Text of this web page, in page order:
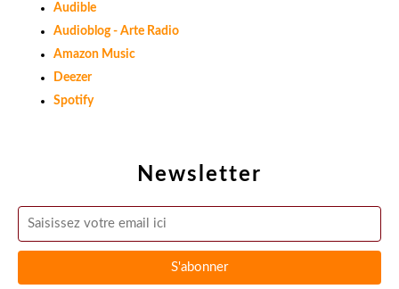
Newsletter
Audible
Audioblog - Arte Radio
Amazon Music
Deezer
Spotify